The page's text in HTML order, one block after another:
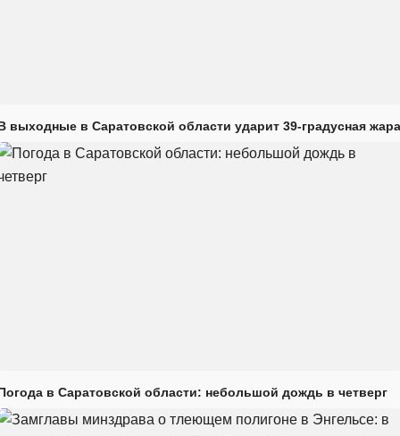
выходные в Саратовской области ударит 39-градусная жара
в Саратовской области: небольшой дождь в четверг